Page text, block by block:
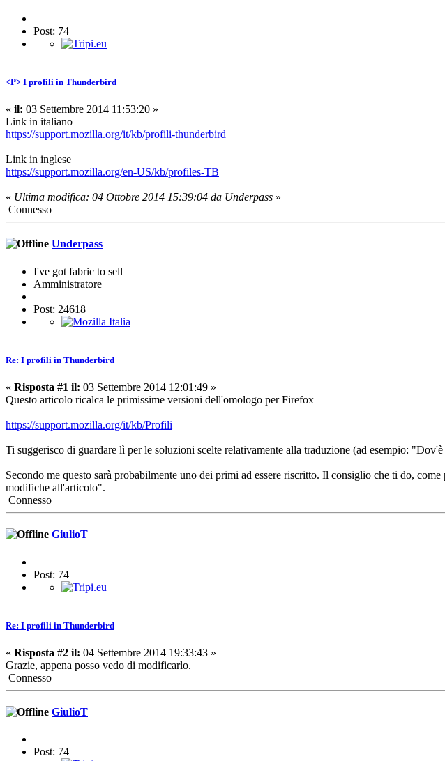
Post: 74
<P> I profili in Thunderbird
« il: 03 Settembre 2014 11:53:20 »
Link in italiano
https://support.mozilla.org/it/kb/profili-thunderbird
Link in inglese
https://support.mozilla.org/en-US/kb/profiles-TB
« Ultima modifica: 04 Ottobre 2014 15:39:04 da Underpass »
Connesso
Underpass
I've got fabric to sell
Amministratore
Post: 24618
Re: I profili in Thunderbird
« Risposta #1 il: 03 Settembre 2014 12:01:49 »
Questo articolo ricalca le primissime versioni dell'omologo per Firefox
https://support.mozilla.org/it/kb/Profili
Ti suggerisco di guardare lì per le soluzioni scelte relativamente alla traduzione (ad esempio:
Secondo me questo sarà probabilmente uno dei primi ad essere riscritto. Il consiglio che ti do,
modifiche all'articolo".
Connesso
GiulioT
Post: 74
Re: I profili in Thunderbird
« Risposta #2 il: 04 Settembre 2014 19:33:43 »
Grazie, appena posso vedo di modificarlo.
Connesso
GiulioT
Post: 74